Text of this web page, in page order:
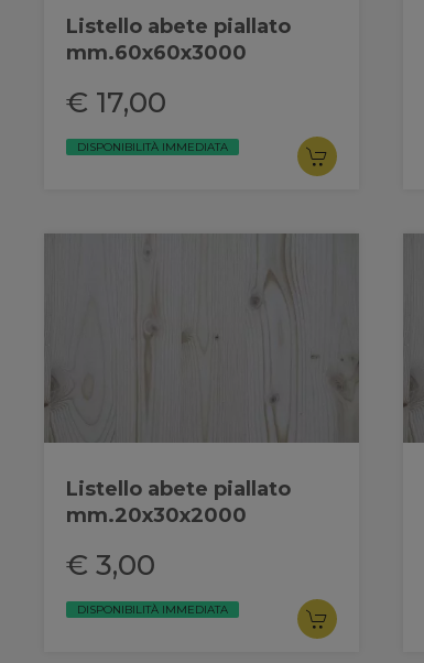
Listello abete piallato
mm.60x60x3000
€ 17,00
DISPONIBILITÀ IMMEDIATA
Listello abete piallato
mm.20x30x2000
€ 3,00
DISPONIBILITÀ IMMEDIATA